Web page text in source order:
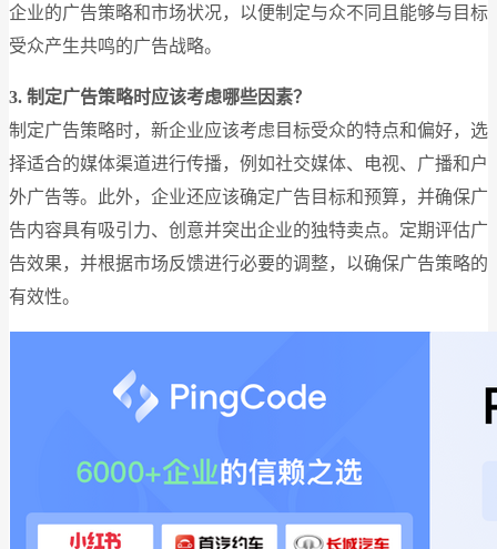
企业的广告策略和市场状况，以便制定与众不同且能够与目标
受众产生共鸣的广告战略。
3. 制定广告策略时应该考虑哪些因素？
制定广告策略时，新企业应该考虑目标受众的特点和偏好，选
择适合的媒体渠道进行传播，例如社交媒体、电视、广播和户
外广告等。此外，企业还应该确定广告目标和预算，并确保广
告内容具有吸引力、创意并突出企业的独特卖点。定期评估广
告效果，并根据市场反馈进行必要的调整，以确保广告策略的
有效性。